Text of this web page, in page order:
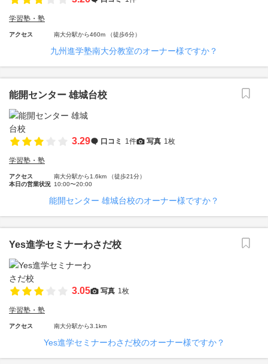
学習塾・塾
アクセス 南大分駅から460m （徒歩6分）
九州進学塾南大分教室のオーナー様ですか？
能開センター 雄城台校
3.29 口コミ 1件 写真 1枚
学習塾・塾
アクセス
南大分駅から1.6km （徒歩21分）
本日の営業状況 10:00〜20:00
能開センター 雄城台校のオーナー様ですか？
Yes進学セミナーわさだ校
3.05 写真 1枚
学習塾・塾
アクセス 南大分駅から3.1km
Yes進学セミナーわさだ校のオーナー様ですか？